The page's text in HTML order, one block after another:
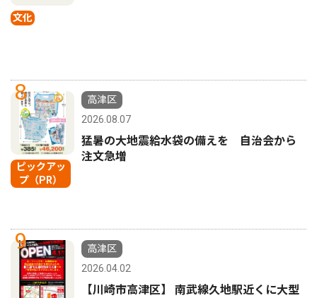
文化
8
ピックアッ
プ（PR）
高津区
2026.08.07
猛暑の大地震給水袋の備えを 自治会から
注文急増
9
高津区
2026.04.02
【川崎市高津区】 南武線久地駅近くに大型